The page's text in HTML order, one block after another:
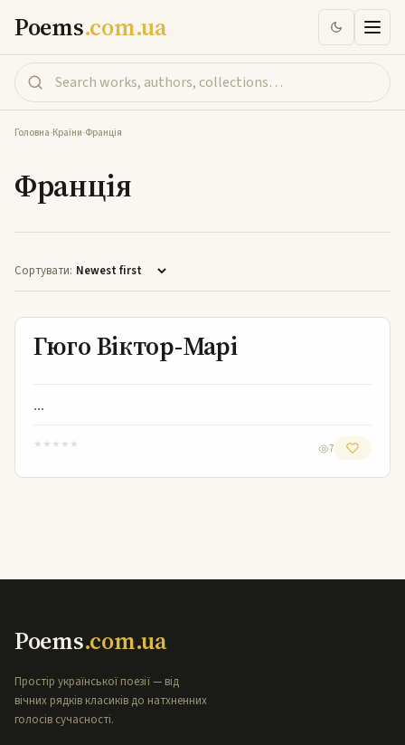
Poems.com.ua
Головна-Країни-Франція
Франція
Сортувати:
Гюго Віктор-Марі
Гюго Віктор-Марі
…
★ ★ ★ ★ ★ 7
Poems.com.ua
Простір української поезії — від
вічних рядків класиків до натхненних
голосів сучасності.